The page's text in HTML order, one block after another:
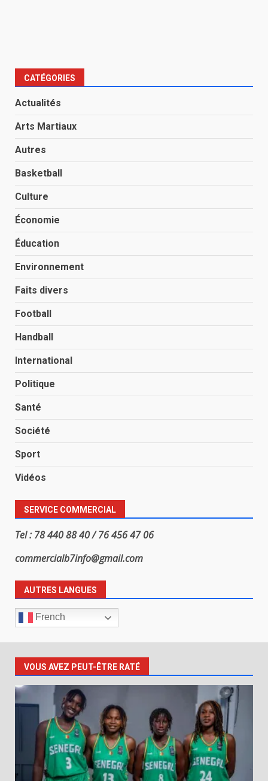
CATÉGORIES
Actualités
Arts Martiaux
Autres
Basketball
Culture
Économie
Éducation
Environnement
Faits divers
Football
Handball
International
Politique
Santé
Société
Sport
Vidéos
SERVICE COMMERCIAL
Tel : 78 440 88 40 / 76 456 47 06
commercialb7info@gmail.com
AUTRES LANGUES
French
VOUS AVEZ PEUT-ÊTRE RATÉ